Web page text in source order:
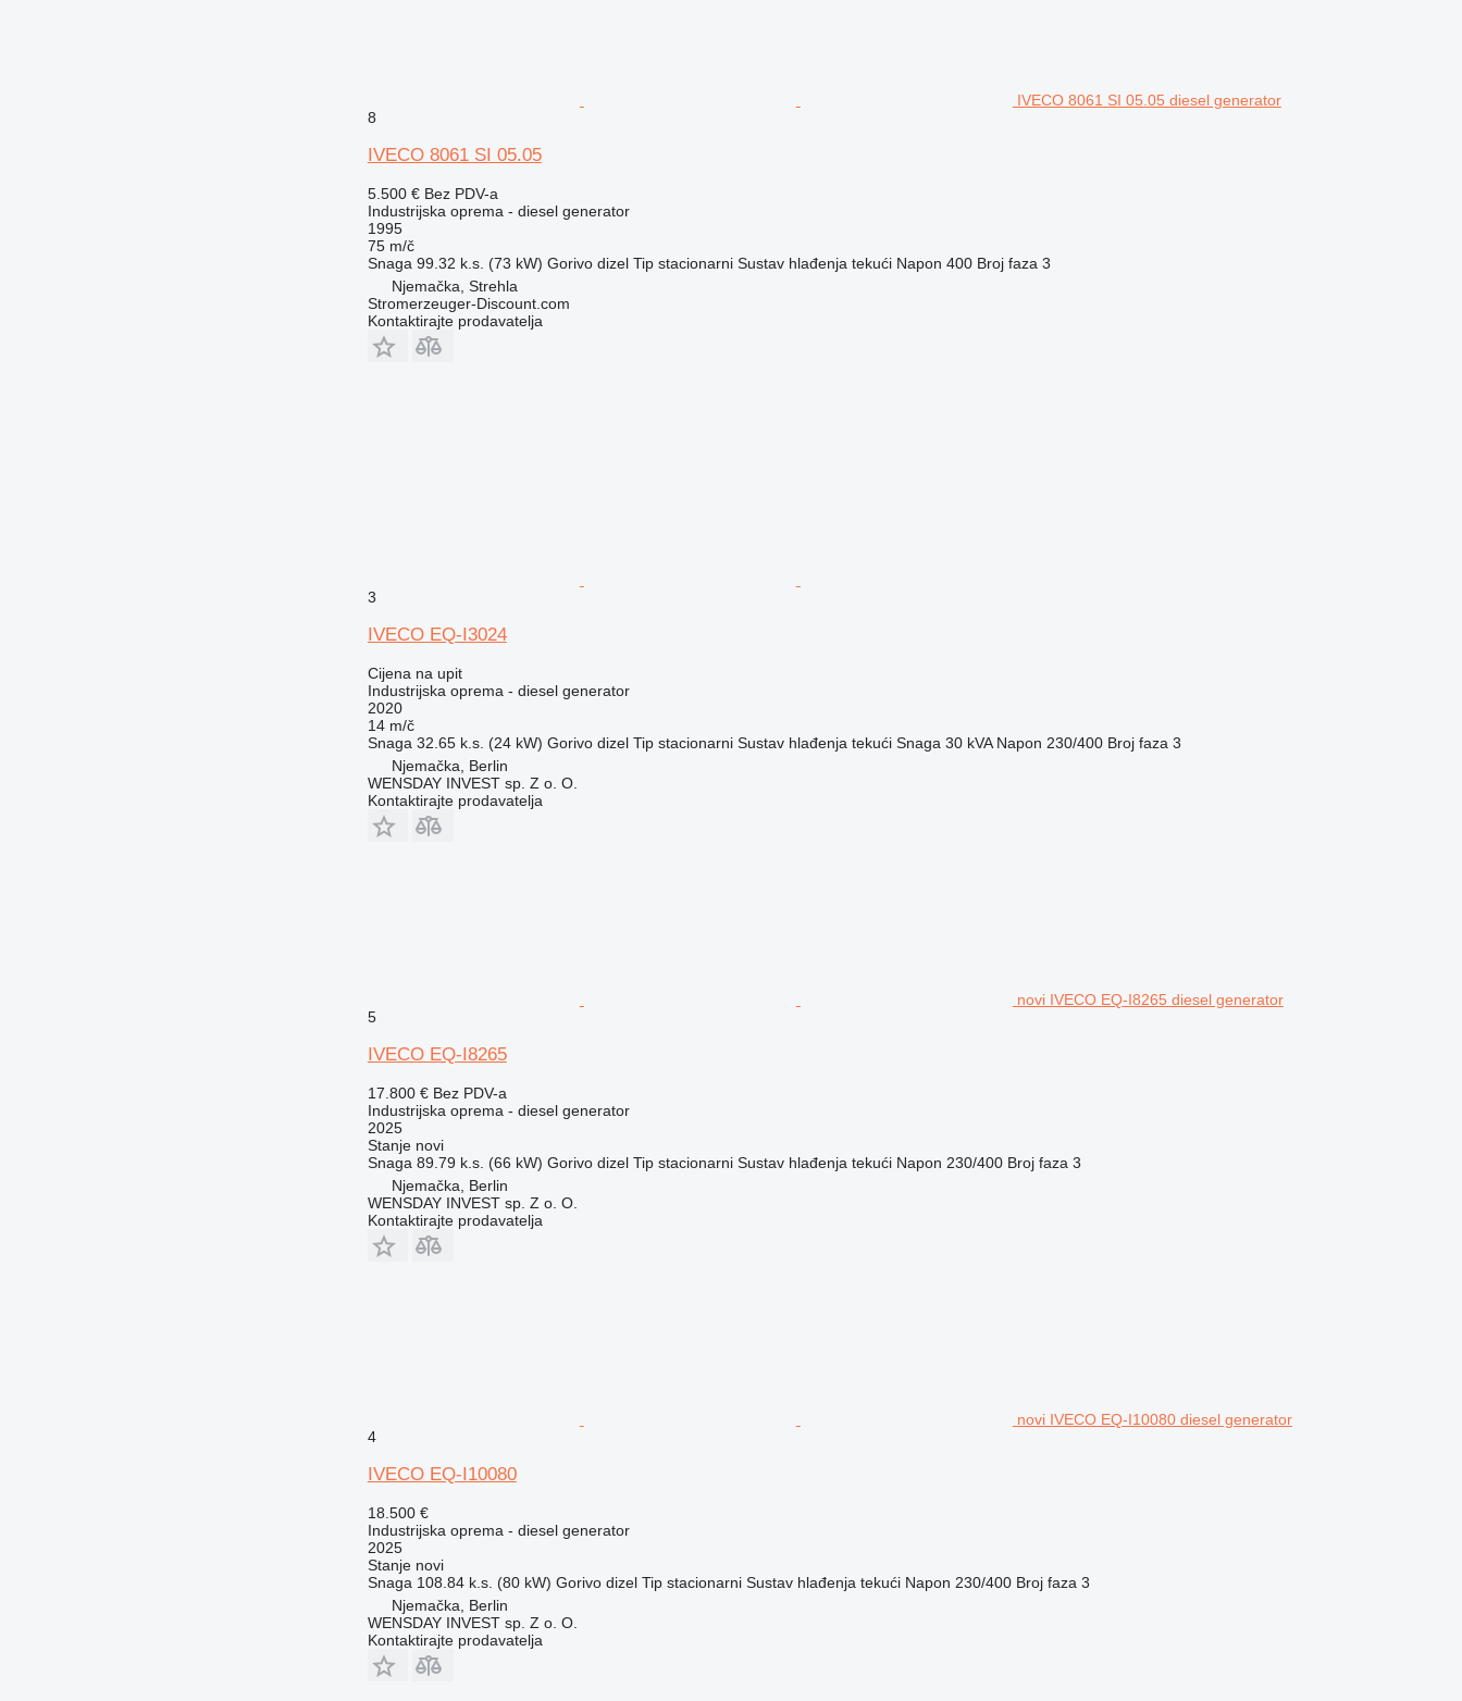
IVECO 8061 SI 05.05 diesel generator
8
IVECO 8061 SI 05.05
5.500 € Bez PDV-a
Industrijska oprema - diesel generator
1995
75 m/č
Snaga 99.32 k.s. (73 kW) Gorivo dizel Tip stacionarni Sustav hlađenja tekući Napon 400 Broj faza 3
Njemačka, Strehla
Stromerzeuger-Discount.com
Kontaktirajte prodavatelja
3
IVECO EQ-I3024
Cijena na upit
Industrijska oprema - diesel generator
2020
14 m/č
Snaga 32.65 k.s. (24 kW) Gorivo dizel Tip stacionarni Sustav hlađenja tekući Snaga 30 kVA Napon 230/400 Broj faza 3
Njemačka, Berlin
WENSDAY INVEST sp. Z o. O.
Kontaktirajte prodavatelja
novi IVECO EQ-I8265 diesel generator
5
IVECO EQ-I8265
17.800 € Bez PDV-a
Industrijska oprema - diesel generator
2025
Stanjenovi
Snaga 89.79 k.s. (66 kW) Gorivo dizel Tip stacionarni Sustav hlađenja tekući Napon 230/400 Broj faza 3
Njemačka, Berlin
WENSDAY INVEST sp. Z o. O.
Kontaktirajte prodavatelja
novi IVECO EQ-I10080 diesel generator
4
IVECO EQ-I10080
18.500 €
Industrijska oprema - diesel generator
2025
Stanjenovi
Snaga 108.84 k.s. (80 kW) Gorivo dizel Tip stacionarni Sustav hlađenja tekući Napon 230/400 Broj faza 3
Njemačka, Berlin
WENSDAY INVEST sp. Z o. O.
Kontaktirajte prodavatelja